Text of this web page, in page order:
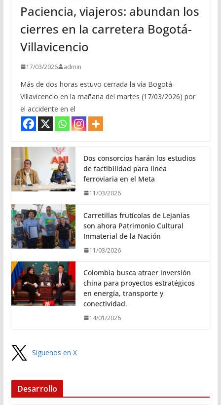
Paciencia, viajeros: abundan los
cierres en la carretera Bogotá-
Villavicencio
17/03/2026 admin
Más de dos horas estuvo cerrada la vía Bogotá-
Villavicencio en la mañana del martes (17/03/2026) por
el accidente en el
Dos consorcios harán los estudios
de factibilidad para línea
ferroviaria en el Meta
11/03/2026
Carretillas frutícolas de Lejanías
son ahora Patrimonio Cultural
Inmaterial de la Nación
11/03/2026
Colombia busca atraer inversión
china para proyectos estratégicos
en energía, transporte y
conectividad.
14/01/2026
Síguenos en X
Desarrollo